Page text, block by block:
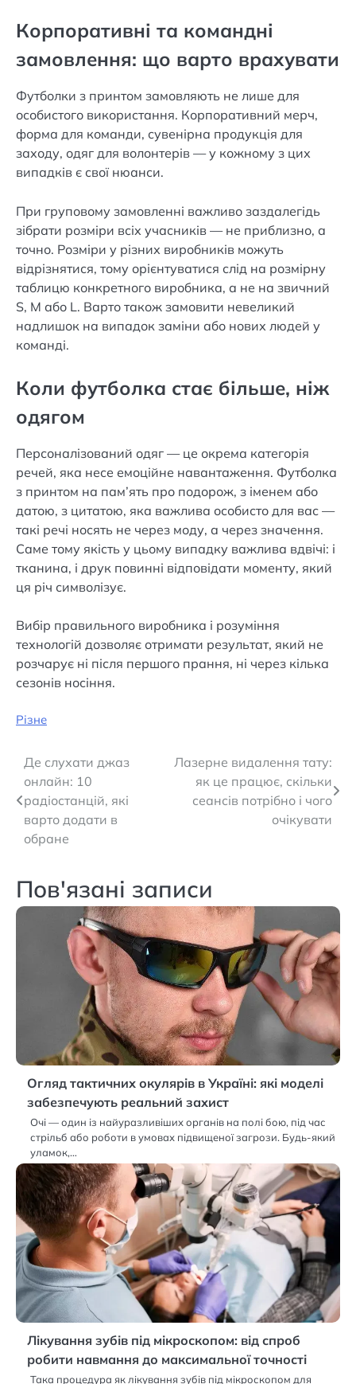
Корпоративні та командні
замовлення: що варто врахувати
Футболки з принтом замовляють не лише для
особистого використання. Корпоративний мерч,
форма для команди, сувенірна продукція для
заходу, одяг для волонтерів — у кожному з цих
випадків є свої нюанси.
При груповому замовленні важливо заздалегідь
зібрати розміри всіх учасників — не приблизно, а
точно. Розміри у різних виробників можуть
відрізнятися, тому орієнтуватися слід на розмірну
таблицю конкретного виробника, а не на звичний
S, M або L. Варто також замовити невеликий
надлишок на випадок заміни або нових людей у
команді.
Коли футболка стає більше, ніж
одягом
Персоналізований одяг — це окрема категорія
речей, яка несе емоційне навантаження. Футболка
з принтом на пам’ять про подорож, з іменем або
датою, з цитатою, яка важлива особисто для вас —
такі речі носять не через моду, а через значення.
Саме тому якість у цьому випадку важлива вдвічі: і
тканина, і друк повинні відповідати моменту, який
ця річ символізує.
Вибір правильного виробника і розуміння
технологій дозволяє отримати результат, який не
розчарує ні після першого прання, ні через кілька
сезонів носіння.
Різне
Навігація
записів
Де слухати джаз
онлайн: 10
радіостанцій, які
варто додати в
обране
Лазерне видалення тату:
як це працює, скільки
сеансів потрібно і чого
очікувати
Пов'язані записи
Огляд тактичних окулярів в Україні: які моделі
забезпечують реальний захист
Очі — один із найуразливіших органів на полі бою, під час
стрільб або роботи в умовах підвищеної загрози. Будь-який
уламок,…
Лікування зубів під мікроскопом: від спроб
робити навмання до максимальної точності
Така процедура як лікування зубів під мікроскопом для